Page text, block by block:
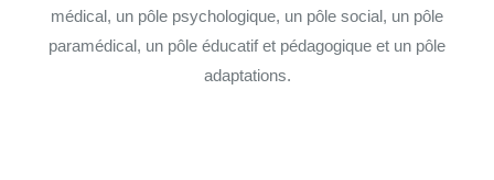
médical, un pôle psychologique, un pôle social, un pôle
paramédical, un pôle éducatif et pédagogique et un pôle
adaptations.